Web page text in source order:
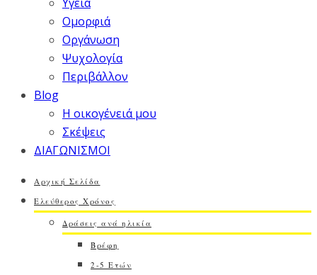
Ομορφιά
Οργάνωση
Ψυχολογία
Περιβάλλον
Blog
Η οικογένειά μου
Σκέψεις
ΔΙΑΓΩΝΙΣΜΟΙ
Αρχική Σελίδα
Ελεύθερος Χρόνος
Δράσεις ανά ηλικία
Βρέφη
2-5 Ετών